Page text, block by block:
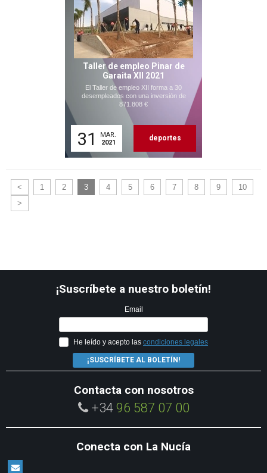
Taller de empleo Pinar de
Garaita XII 2021
El Taller de empleo XII forma a 30
desempleados con una inversión de
871.808 €
31
MAR.
2021
deportes
< 1 2 3 4 5 6 7 8 9
10
>
¡Suscríbete a nuestro boletín!
Email
He leído y acepto las condiciones legales
¡SUSCRÍBETE AL BOLETÍN!
Contacta con nosotros
+34 96 587 07 00
Conecta con La Nucía